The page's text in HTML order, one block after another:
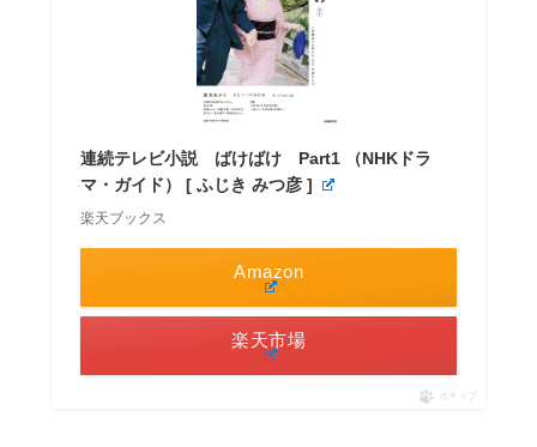
連続テレビ小説 ばけばけ Part1 （NHKドラ
マ・ガイド） [ ふじき みつ彦 ]
楽天ブックス
Amazon
楽天市場
ポチップ